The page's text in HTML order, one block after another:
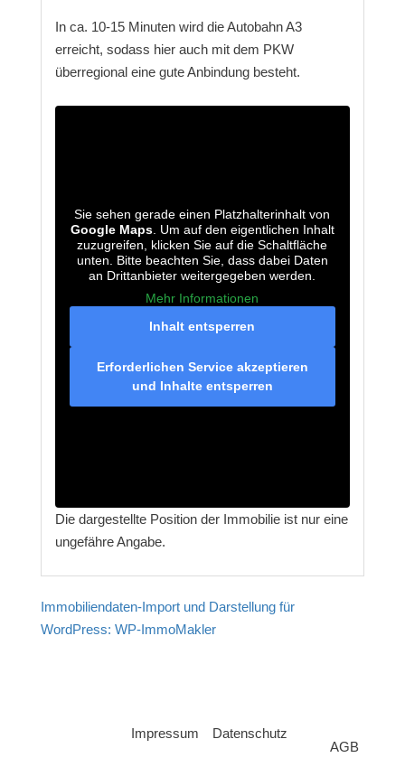
In ca. 10-15 Minuten wird die Autobahn A3
erreicht, sodass hier auch mit dem PKW
überregional eine gute Anbindung besteht.
Sie sehen gerade einen Platzhalterinhalt von
Google Maps. Um auf den eigentlichen Inhalt
zuzugreifen, klicken Sie auf die Schaltfläche
unten. Bitte beachten Sie, dass dabei Daten
an Drittanbieter weitergegeben werden.
Mehr Informationen
Inhalt entsperren
Erforderlichen Service akzeptieren
und Inhalte entsperren
Die dargestellte Position der Immobilie ist nur eine
ungefähre Angabe.
Immobiliendaten-Import und Darstellung für
WordPress: WP-ImmoMakler
Impressum
Datenschutz
AGB